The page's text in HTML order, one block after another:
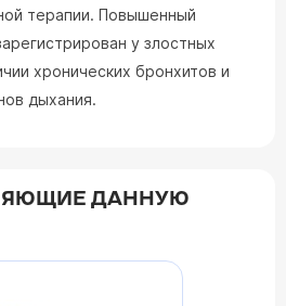
терапии. Повышенный
у злостных
хронических бронхитов и
дыхания.
ДАННУЮ